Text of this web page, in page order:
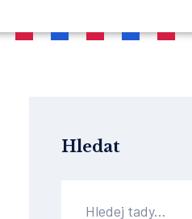
Hledat